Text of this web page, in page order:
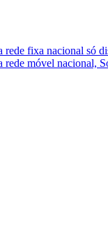
fixa nacional só
móvel nacional,